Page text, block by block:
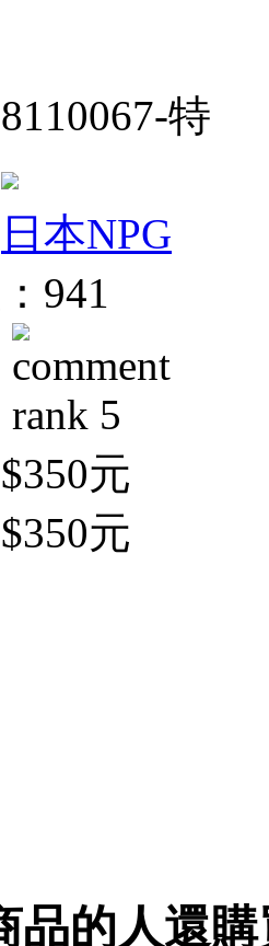
特
日本NPG
941
$350元
$350元
品的人還